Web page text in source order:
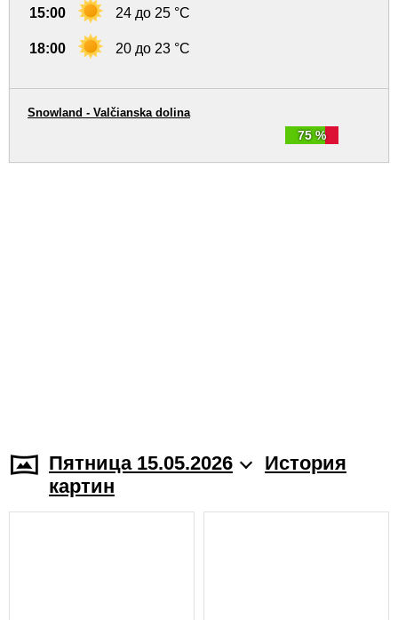
15:00 24 до 25 °C
18:00 20 до 23 °C
75 %
Snowland - Valčianska dolina
Пятница 15.05.2026
История
картин